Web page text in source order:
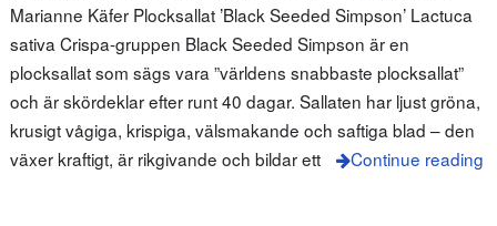
Marianne Käfer Plocksallat ’Black Seeded Simpson’ Lactuca
sativa Crispa-gruppen Black Seeded Simpson är en
plocksallat som sägs vara ”världens snabbaste plocksallat”
och är skördeklar efter runt 40 dagar. Sallaten har ljust gröna,
krusigt vågiga, krispiga, välsmakande och saftiga blad – den
växer kraftigt, är rikgivande och bildar ett
Continue reading